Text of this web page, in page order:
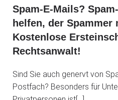
Spam-E-Mails?
helfen, der Spammer
Kostenlose
Rechtsanwalt!
Sind Sie auch genervt von
Postfach? Besonders für